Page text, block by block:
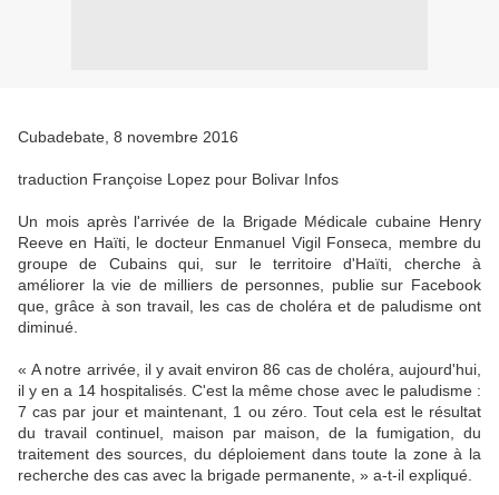
Cubadebate, 8 novembre 2016
traduction Françoise Lopez pour Bolivar Infos
Un mois après l'arrivée de la Brigade Médicale cubaine Henry
Reeve en Haïti, le docteur Enmanuel Vigil Fonseca, membre du
groupe de Cubains qui, sur le territoire d'Haïti, cherche à
améliorer la vie de milliers de personnes, publie sur Facebook
que, grâce à son travail, les cas de choléra et de paludisme ont
diminué.
« A notre arrivée, il y avait environ 86 cas de choléra, aujourd'hui,
il y en a 14 hospitalisés. C'est la même chose avec le paludisme :
7 cas par jour et maintenant, 1 ou zéro. Tout cela est le résultat
du travail continuel, maison par maison, de la fumigation, du
traitement des sources, du déploiement dans toute la zone à la
recherche des cas avec la brigade permanente, » a-t-il expliqué.